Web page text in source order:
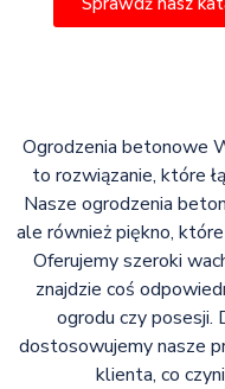
Ogrodzenia betonowe
to rozwiązanie, które
Nasze ogrodzenia
ale również piękno,
Oferujemy szeroki
znajdzie coś
ogrodu czy posesji.
dostosowujemy nasze
klienta, co